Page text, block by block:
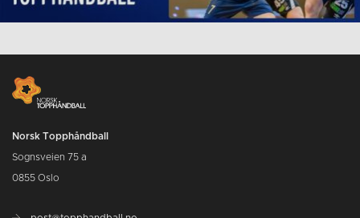
Norsk Topphåndball
Sognsveien 75 a
0855 Oslo